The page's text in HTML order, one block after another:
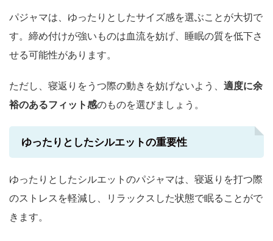
パジャマは、ゆったりとしたサイズ感を選ぶことが大切で
す。締め付けが強いものは血流を妨げ、睡眠の質を低下さ
せる可能性があります。
ただし、寝返りをうつ際の動きを妨げないよう、 適度に余
裕のあるフィット感のものを選びましょう。
ゆったりとしたシルエットの重要性
ゆったりとしたシルエットのパジャマは、寝返りを打つ際
のストレスを軽減し、リラックスした状態で眠ることがで
きます。